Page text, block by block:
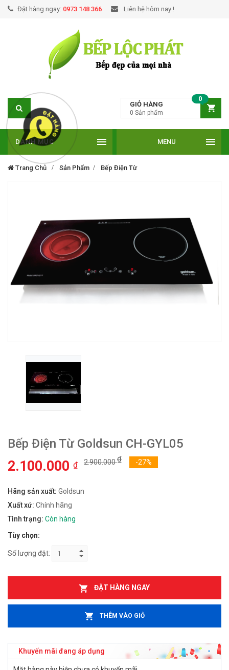
Đặt hàng ngay: 0973 148 366 Liên hệ hôm nay !
GIỎ HÀNG
0
0 Sản phẩm
DANH MỤC MENU
Trang Chủ Sản Phẩm Bếp Điện Từ
Bếp Điện Từ Goldsun CH-GYL05
2.100.000 ₫ 2.900.000₫ -27%
Hãng sản xuất: Goldsun
Xuất xứ: Chính hãng
Tình trạng: Còn hàng
Tùy chọn:
Số lượng đặt:
ĐẶT HÀNG NGAY
THÊM VÀO GIỎ
Khuyến mãi đang áp dụng